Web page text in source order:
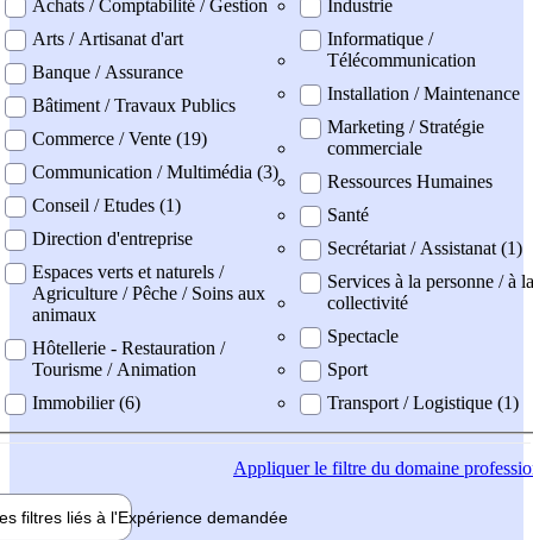
Achats / Comptabilité / Gestion
Arts / Artisanat d'art
Banque / Assurance
Bâtiment / Travaux Publics
Commerce / Vente (19)
Communication / Multimédia (3)
Conseil / Etudes (1)
Direction d'entreprise
Espaces verts et naturels /
Agriculture / Pêche / Soins aux
animaux
Hôtellerie - Restauration /
Tourisme / Animation
Immobilier (6)
Industrie
Informatique /
Télécommunication
Installation / Maintenance
Marketing / Stratégie
commerciale
Ressources Humaines
Santé
Secrétariat / Assistanat (1)
Services à la personne / à la
collectivité
Spectacle
Sport
Transport / Logistique (1)
Appliquerle filtre du domaine
filtres liés à l'Expérience demandée